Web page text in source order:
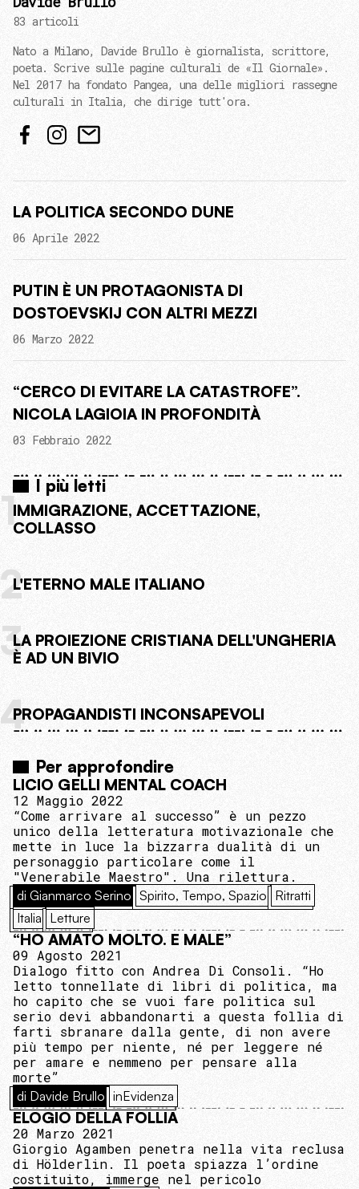
83 articoli
Nato a Milano, Davide Brullo è giornalista, scrittore,
poeta. Scrive sulle pagine culturali de «Il Giornale».
Nel 2017 ha fondato Pangea, una delle migliori rassegne
culturali in Italia, che dirige tutt'ora.
LA POLITICA SECONDO DUNE
06 Aprile 2022
PUTIN È UN PROTAGONISTA DI
DOSTOEVSKIJ CON ALTRI MEZZI
06 Marzo 2022
“CERCO DI EVITARE LA CATASTROFE”.
NICOLA LAGIOIA IN PROFONDITÀ
03 Febbraio 2022
I più letti
1IMMIGRAZIONE, ACCETTAZIONE,
COLLASSO
2L'ETERNO MALE ITALIANO
3LA PROIEZIONE CRISTIANA DELL'UNGHERIA
È AD UN BIVIO
4PROPAGANDISTI INCONSAPEVOLI
Per approfondire
LICIO GELLI MENTAL COACH
12 Maggio 2022
“Come arrivare al successo” è un pezzo
unico della letteratura motivazionale che
mette in luce la bizzarra dualità di un
personaggio particolare come il
"Venerabile Maestro". Una rilettura.
di Gianmarco Serino Spirito, Tempo, Spazio Ritratti
Italia Letture
“HO AMATO MOLTO. E MALE”
09 Agosto 2021
Dialogo fitto con Andrea Di Consoli. “Ho
letto tonnellate di libri di politica, ma
ho capito che se vuoi fare politica sul
serio devi abbandonarti a questa follia di
farti sbranare dalla gente, di non avere
più tempo per niente, né per leggere né
per amare e nemmeno per pensare alla
morte”
di Davide Brullo inEvidenza
ELOGIO DELLA FOLLIA
20 Marzo 2021
Giorgio Agamben penetra nella vita reclusa
di Hölderlin. Il poeta spiazza l’ordine
costituito, immerge nel pericolo